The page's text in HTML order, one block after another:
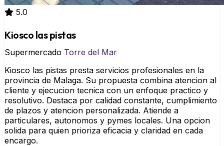
5.0
Kiosco las pistas
Supermercado Torre del Mar
Kiosco las pistas presta servicios profesionales en la
provincia de Malaga. Su propuesta combina atencion al
cliente y ejecucion tecnica con un enfoque practico y
resolutivo. Destaca por calidad constante, cumplimiento
de plazos y atencion personalizada. Atiende a
particulares, autonomos y pymes locales. Una opcion
solida para quien prioriza eficacia y claridad en cada
encargo.